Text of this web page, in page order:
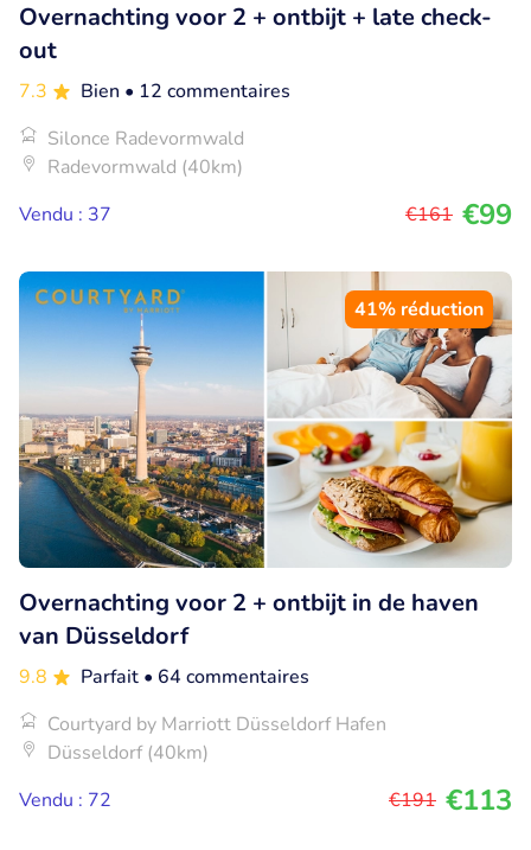
Overnachting voor 2 + ontbijt + late check-
out
7.3 Bien • 12 commentaires
Silonce Radevormwald
Radevormwald (40km)
Vendu : 37
€161 €99
41% réduction
Overnachting voor 2 + ontbijt in de haven
van Düsseldorf
9.8 Parfait • 64 commentaires
Courtyard by Marriott Düsseldorf Hafen
Düsseldorf (40km)
Vendu : 72
€191 €113